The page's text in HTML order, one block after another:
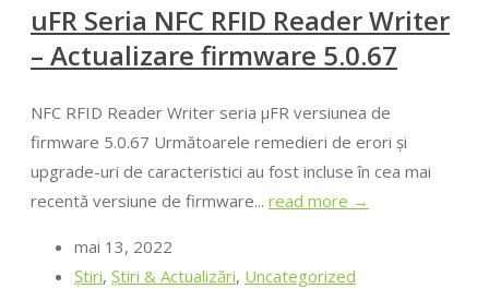
uFR Seria NFC RFID Reader Writer
– Actualizare firmware 5.0.67
NFC RFID Reader Writer seria μFR versiunea de
firmware 5.0.67 Următoarele remedieri de erori și
upgrade-uri de caracteristici au fost incluse în cea mai
recentă versiune de firmware... read more →
mai 13, 2022
Ştiri, Știri & Actualizări, Uncategorized